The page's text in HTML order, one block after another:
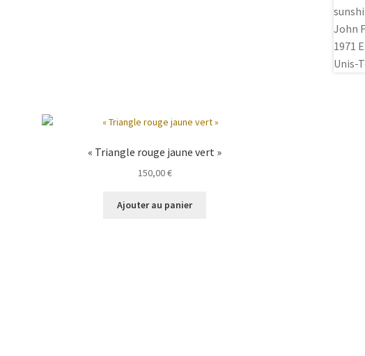
« Triangle rouge jaune vert »
150,00€
Ajouter au panier